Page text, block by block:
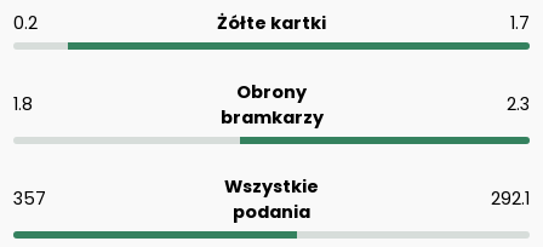
0.2 Żółte kartki 1.7
1.8
Obrony
bramkarzy
2.3
357
Wszystkie
podania
292.1